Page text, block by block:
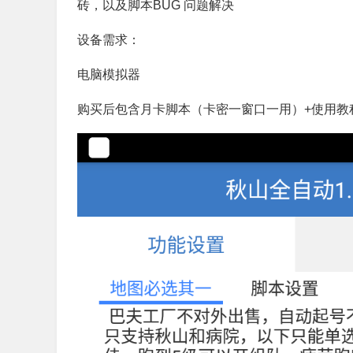
砖，以及脚本BUG 问题解决
设备需求：
电脑模拟器
购买后包含月卡脚本（卡密一窗口一用）+使用教